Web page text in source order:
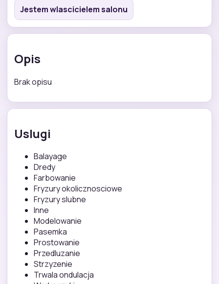
Jestem wlascicielem salonu
Opis
Brak opisu
Uslugi
Balayage
Dredy
Farbowanie
Fryzury okolicznosciowe
Fryzury slubne
Inne
Modelowanie
Pasemka
Prostowanie
Przedluzanie
Strzyzenie
Trwala ondulacja